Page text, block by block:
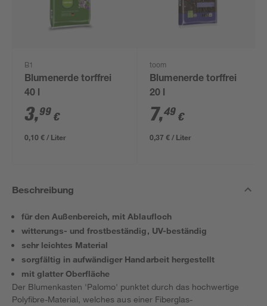
B1
Blumenerde torffrei
40 l
3,99 €
0,10 € / Liter
toom
Blumenerde torffrei
20 l
7,49 €
0,37 € / Liter
Beschreibung
für den Außenbereich, mit Ablaufloch
witterungs- und frostbeständig, UV-beständig
sehr leichtes Material
sorgfältig in aufwändiger Handarbeit hergestellt
mit glatter Oberfläche
Der Blumenkasten 'Palomo' punktet durch das hochwertige
Polyfibre-Material, welches aus einer Fiberglas-